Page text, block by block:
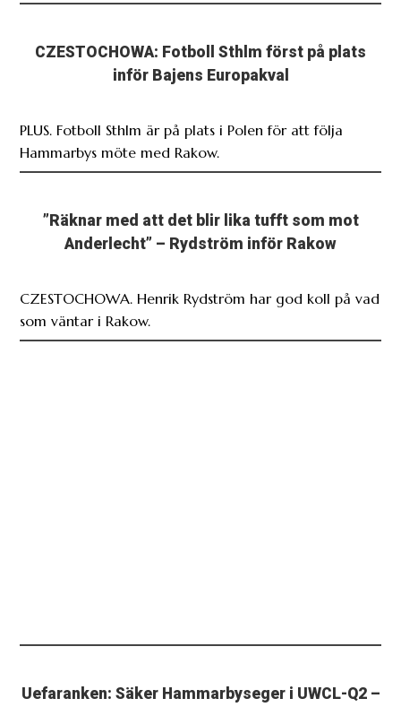
CZESTOCHOWA: Fotboll Sthlm först på plats
inför Bajens Europakval
PLUS. Fotboll Sthlm är på plats i Polen för att följa
Hammarbys möte med Rakow.
”Räknar med att det blir lika tufft som mot
Anderlecht” – Rydström inför Rakow
CZESTOCHOWA. Henrik Rydström har god koll på vad
som väntar i Rakow.
Uefaranken: Säker Hammarbyseger i UWCL-Q2 –